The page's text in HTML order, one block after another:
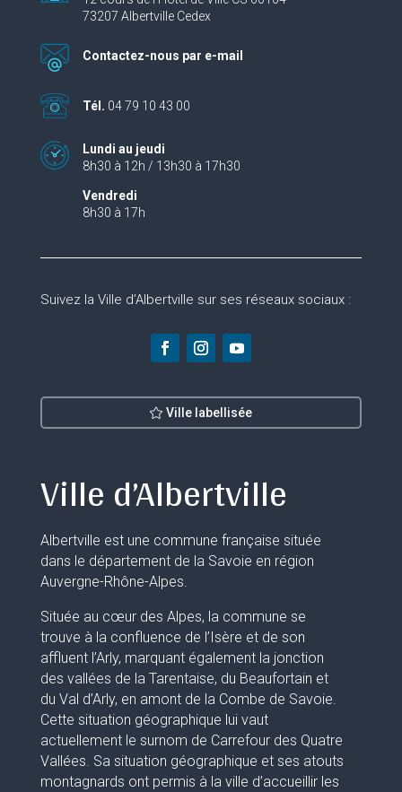
73207 Albertville Cedex
Contactez-nous par e-mail
Tél. 04 79 10 43 00
Lundi au jeudi
8h30 à 12h / 13h30 à 17h30
Vendredi
8h30 à 17h
Suivez la Ville d’Albertville sur ses réseaux sociaux :
Ville labellisée
Ville d’Albertville
Albertville est une commune française située
dans le département de la Savoie en région
Auvergne-Rhône-Alpes.
Située au cœur des Alpes, la commune se
trouve à la confluence de l’Isère et de son
affluent l’Arly, marquant également la jonction
des vallées de la Tarentaise, du Beaufortain et
du Val d’Arly, en amont de la Combe de Savoie.
Cette situation géographique lui vaut
actuellement le surnom de Carrefour des Quatre
Vallées. Sa situation géographique et ses atouts
montagnards ont permis à la ville d’accueillir les